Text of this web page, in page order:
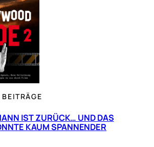
IST ZURÜCK… UND DAS
KAUM SPANNENDER